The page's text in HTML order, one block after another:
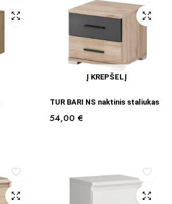
Į KREPŠELĮ
TUR BARI NS naktinis staliukas
54,00 €